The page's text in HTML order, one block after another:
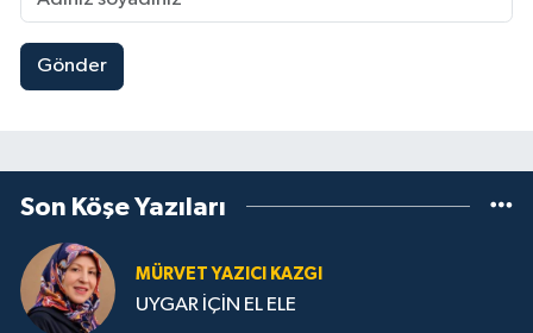
Gönder
Son Köşe Yazıları
MÜRVET YAZICI KAZGI
UYGAR İÇİN EL ELE